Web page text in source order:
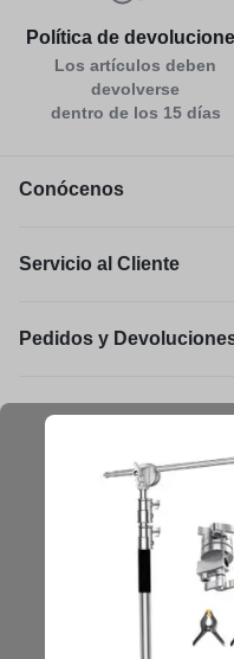
Política de
Los artículos deben
devolverse
dentro de los 15 días
Conócenos
Servicio al Cliente
Pedidos y
Legal
Mantengámonos en
Obtenga consejos,
Mantenerse en